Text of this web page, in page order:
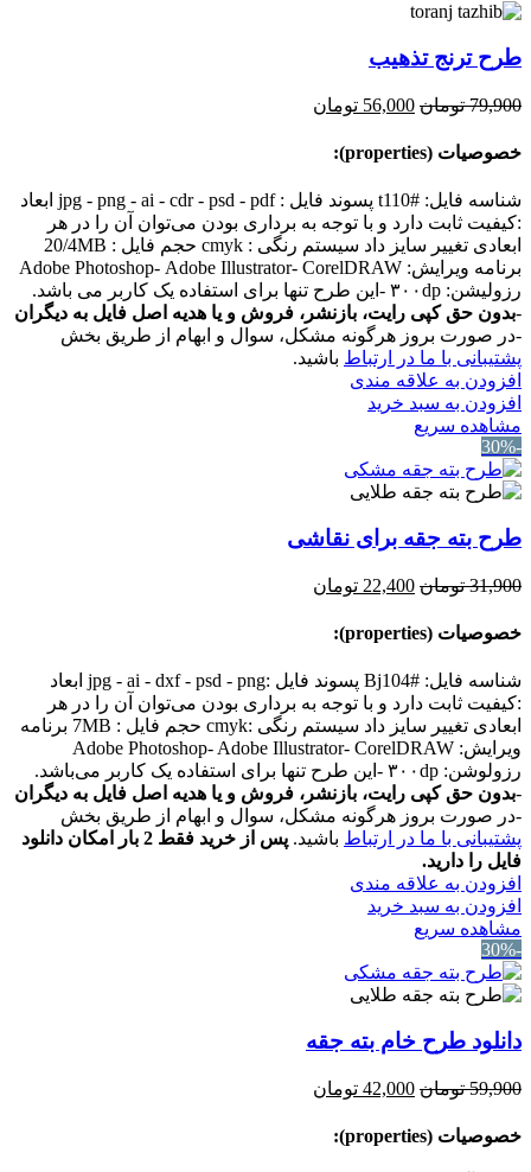
طرح ترنج تذهیب
79,900 تومان قیمت
79,900 تومان
56,000 تومانقیمت
خصوصیات (properties):
شناسه فایل: #t110 پسوند فایل : jpg - png - ai - cdr - psd - pdf ابعاد
:کیفیت ثابت دارد و با توجه به برداری بودن می‌توان آن را در هر
ابعادی تغییر سایز داد سیستم رنگی : cmyk حجم فایل : 20/4MB
برنامه ویرایش: Adobe Photoshop- Adobe Illustrator- CorelDRAW
رزولیشن: ۳۰۰dp -این طرح تنها برای استفاده یک کاربر می باشد.
-بدون حق کپی رایت، بازنشر، فروش و یا هدیه اصل فایل به دیگران
-در صورت بروز هرگونه مشکل، سوال و ابهام از طریق بخش
پشتیبانی با ما در ارتباطباشید.
افزودن به علاقه مندی
افزودن به سبد خرید
مشاهده سریع
-30%
طرح بته جقه برای نقاشی
31,900 تومان قیمت
31,900 تومان
22,400 تومانقیمت
خصوصیات (properties):
شناسه فایل: #Bj104 پسوند فایل :jpg - ai - dxf - psd - png ابعاد
:کیفیت ثابت دارد و با توجه به برداری بودن می‌توان آن را در هر
ابعادی تغییر سایز داد سیستم رنگی :cmyk حجم فایل : 7MB برنامه
ویرایش: Adobe Photoshop- Adobe Illustrator- CorelDRAW
رزولوشن: ۳۰۰dp -این طرح تنها برای استفاده یک کاربر می‌باشد.
-بدون حق کپی رایت، بازنشر، فروش و یا هدیه اصل فایل به دیگران
-در صورت بروز هرگونه مشکل، سوال و ابهام از طریق بخش
پشتیبانی با ما در ارتباطباشید.
پس از خرید فقط 2 بار امکان دانلود
فایل را دارید.
افزودن به علاقه مندی
افزودن به سبد خرید
مشاهده سریع
-30%
دانلود طرح خام بته‌ جقه
59,900 تومان قیمت
59,900 تومان
42,000 تومانقیمت
خصوصیات (properties):